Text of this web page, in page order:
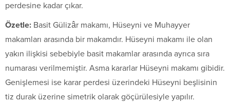
perdesine kadar çıkar.
Özetle: Basit Gülizâr makamı, Hüseyni ve Muhayyer
makamları arasında bir makamdır. Hüseyni makamı ile olan
yakın ilişkisi sebebiyle basit makamlar arasında ayrıca sıra
numarası verilmemiştir. Asma kararlar Hüseyni makamı gibidir.
Genişlemesi ise karar perdesi üzerindeki Hüseyni beşlisinin
tiz durak üzerine simetrik olarak göçürülesiyle yapılır.